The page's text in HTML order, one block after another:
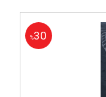
%30